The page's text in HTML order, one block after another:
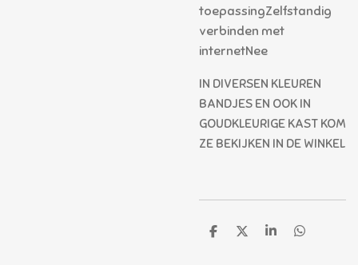
toepassingZelfstandig
verbinden met
internetNee
IN DIVERSEN KLEUREN
BANDJES EN OOK IN
GOUDKLEURIGE KAST KOM
ZE BEKIJKEN IN DE WINKEL
D
D
S
D